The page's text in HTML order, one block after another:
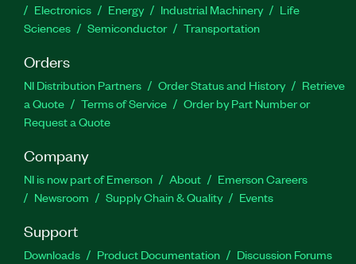
Electronics
Energy Industrial Machinery
Life
Sciences
Semiconductor Transportation
Orders
NI Distribution Partners Order Status and History
Retrieve
a Quote
Terms of Service
Order by Part Number or
Request a Quote
Company
NI is now part of Emerson About
Emerson Careers
Newsroom
Supply Chain & Quality Events
Support
Downloads Product Documentation Discussion Forums